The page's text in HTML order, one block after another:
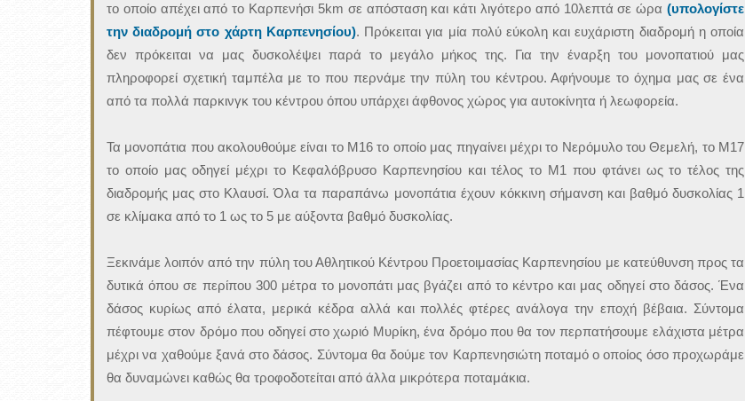
το οποίο απέχει από το Καρπενήσι 5km σε απόσταση και κάτι λιγότερο από 10λεπτά σε ώρα (υπολογίστε
την διαδρομή στο χάρτη Καρπενησίου). Πρόκειται για μία πολύ εύκολη και ευχάριστη διαδρομή η οποία
δεν πρόκειται να μας δυσκολέψει παρά το μεγάλο μήκος της. Για την έναρξη του μονοπατιού μας
πληροφορεί σχετική ταμπέλα με το που περνάμε την πύλη του κέντρου. Αφήνουμε το όχημα μας σε ένα
από τα πολλά παρκινγκ του κέντρου όπου υπάρχει άφθονος χώρος για αυτοκίνητα ή λεωφορεία.
Τα μονοπάτια που ακολουθούμε είναι το Μ16 το οποίο μας πηγαίνει μέχρι το Νερόμυλο του Θεμελή, το Μ17
το οποίο μας οδηγεί μέχρι το Κεφαλόβρυσο Καρπενησίου και τέλος το Μ1 που φτάνει ως το τέλος της
διαδρομής μας στο Κλαυσί. Όλα τα παραπάνω μονοπάτια έχουν κόκκινη σήμανση και βαθμό δυσκολίας 1
σε κλίμακα από το 1 ως το 5 με αύξοντα βαθμό δυσκολίας.
Ξεκινάμε λοιπόν από την πύλη του Αθλητικού Κέντρου Προετοιμασίας Καρπενησίου με κατεύθυνση προς τα
δυτικά όπου σε περίπου 300 μέτρα το μονοπάτι μας βγάζει από το κέντρο και μας οδηγεί στο δάσος. Ένα
δάσος κυρίως από έλατα, μερικά κέδρα αλλά και πολλές φτέρες ανάλογα την εποχή βέβαια. Σύντομα
πέφτουμε στον δρόμο που οδηγεί στο χωριό Μυρίκη, ένα δρόμο που θα τον περπατήσουμε ελάχιστα μέτρα
μέχρι να χαθούμε ξανά στο δάσος. Σύντομα θα δούμε τον Καρπενησιώτη ποταμό ο οποίος όσο προχωράμε
θα δυναμώνει καθώς θα τροφοδοτείται από άλλα μικρότερα ποταμάκια.